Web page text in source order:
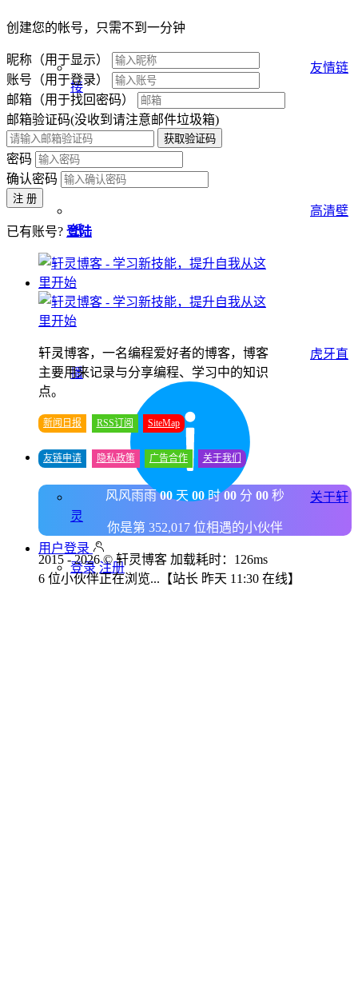
友情链
接
高清壁
纸
虎牙直
播
关于轩
灵
用户登录
登录 注册
创建您的帐号，只需不到一分钟
昵称（用于显示）
账号（用于登录）
邮箱（用于找回密码）
邮箱验证码(没收到请注意邮件垃圾箱)
获取验证码
密码
确认密码
注 册
已有账号? 登陆
轩灵博客，一名编程爱好者的博客，博客
主要用来记录与分享编程、学习中的知识
点。
新闻日报 RSS订阅 SiteMap
友链申请 隐私政策 广告合作 关于我们
风风雨雨00天 00时00 分 00 秒
你是第 352,017 位相遇的小伙伴
2015 - 2026 © 轩灵博客 加载耗时：126ms
6 位小伙伴正在浏览... 【站长 昨天 11:30 在线】